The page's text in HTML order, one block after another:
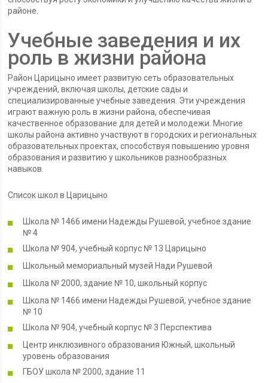
районе.
Учебные заведения и их
роль в жизни района
Район Царицыно имеет развитую сеть образовательных
учреждений, включая школы, детские сады и
специализированные учебные заведения. Эти учреждения
играют важную роль в жизни района, обеспечивая
качественное образование для детей и молодежи. Многие
школы района активно участвуют в городских и региональных
образовательных проектах, способствуя повышению уровня
образования и развитию у школьников разнообразных
навыков.
Список школ в Царицыно
Школа № 1466 имени Надежды Рушевой, учебное здание
№ 4
Школа № 904, учебный корпус № 13 Царицыно
Школьный мемориальный музей Нади Рушевой
Школа № 2000, здание № 10, школьный корпус
Школа № 1466 имени Надежды Рушевой, учебное здание
№ 10
Школа № 904, учебный корпус № 3 Перспектива
Центр инклюзивного образования Южный, школьный
уровень образования
ГБОУ школа № 2000, здание 11